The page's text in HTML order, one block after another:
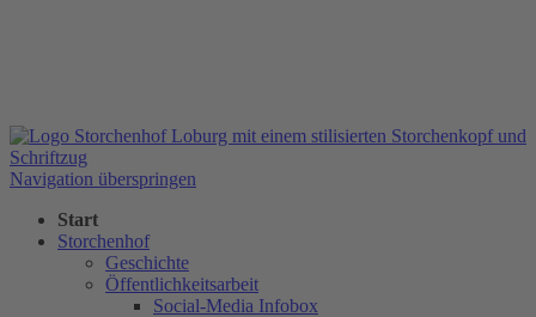
Navigation überspringen
Start
Storchenhof
Geschichte
Öffentlichkeitsarbeit
Social-Media Infobox